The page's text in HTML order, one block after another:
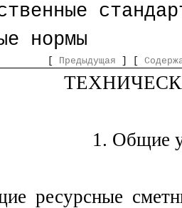
нормы
Предыдущая
1. Общие
ресурсные